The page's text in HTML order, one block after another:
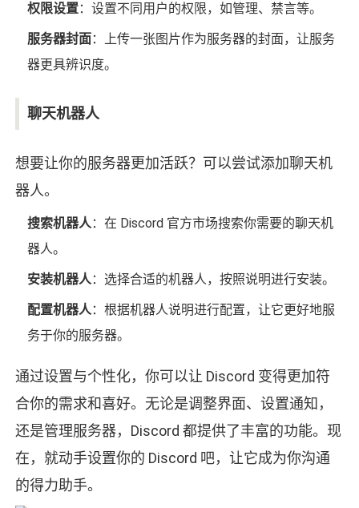
权限设置：设置不同用户的权限，如管理、禁言等。
服务器封面：上传一张图片作为服务器的封面，让服务
器更具辨识度。
聊天机器人
想要让你的服务器更加活跃？可以尝试添加聊天机
器人。
搜索机器人：在 Discord 官方市场搜索你需要的聊天机
器人。
安装机器人：选择合适的机器人，按照说明进行安装。
配置机器人：根据机器人说明进行配置，让它更好地服
务于你的服务器。
通过设置与个性化，你可以让 Discord 变得更加符
合你的需求和喜好。无论是调整界面、设置通知，
还是管理服务器，Discord 都提供了丰富的功能。现
在，就动手设置你的 Discord 吧，让它成为你沟通
的得力助手。